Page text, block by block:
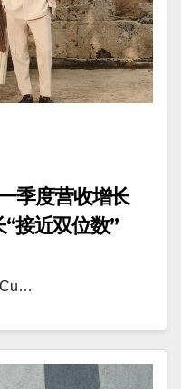
季度营收增长
接近双位数”
Cu…